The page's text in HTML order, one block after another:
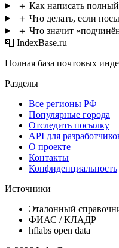
＋ Как написать
＋ Что делать, если
＋ Что значит
📮 IndexBase.ru
Полная база почтовых
Разделы
Все регионы РФ
Популярные города
Отследить посылку
API для
О проекте
Контакты
Конфиденциальность
Источники
Эталонный
ФИАС / КЛАДР
hflabs open data